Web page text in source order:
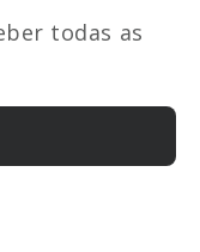
todas as